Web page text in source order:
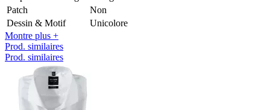
Patch
Non
Dessin & Motif
Unicolore
Montre plus +
Prod. similaires
Prod. similaires